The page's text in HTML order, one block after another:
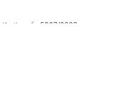
làm số:
5867/2023